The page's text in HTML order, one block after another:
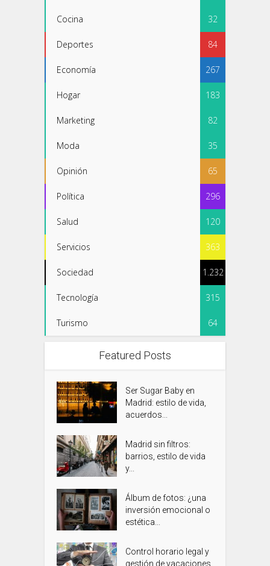
Cocina 32
Deportes 84
Economía 267
Hogar 183
Marketing 82
Moda 35
Opinión 65
Política 296
Salud 120
Servicios 363
Sociedad 1.232
Tecnología 315
Turismo 64
Featured Posts
Ser Sugar Baby en
Madrid: estilo de vida,
acuerdos...
Madrid sin filtros:
barrios, estilo de vida
y...
Álbum de fotos: ¿una
inversión emocional o
estética...
Control horario legal y
gestión de vacaciones